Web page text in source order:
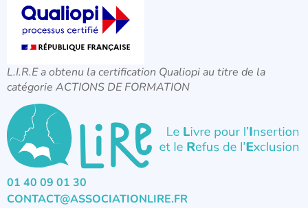
L.I.R.E a obtenu la certification Qualiopi au titre de la
catégorie ACTIONS DE FORMATION
01 40 09 01 30
CONTACT@ASSOCIATIONLIRE.FR